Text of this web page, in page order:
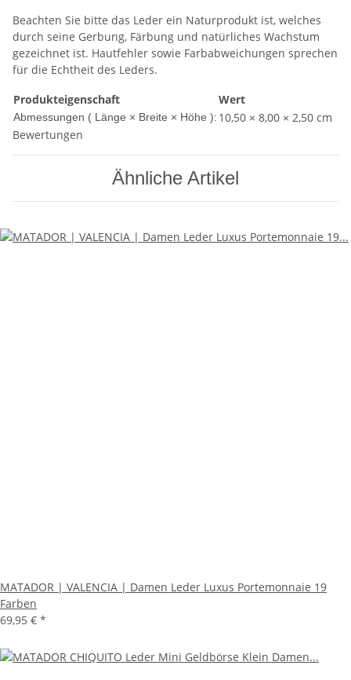
Beachten Sie bitte das Leder ein Naturprodukt ist, welches
durch seine Gerbung, Färbung und natürliches Wachstum
gezeichnet ist. Hautfehler sowie Farbabweichungen sprechen
für die Echtheit des Leders.
Produkteigenschaft
Wert
Abmessungen ( Länge × Breite × Höhe ): 10,50 × 8,00 × 2,50 cm
Bewertungen
Ähnliche Artikel
MATADOR | VALENCIA | Damen Leder Luxus Portemonnaie 19
Farben
69,95 € *